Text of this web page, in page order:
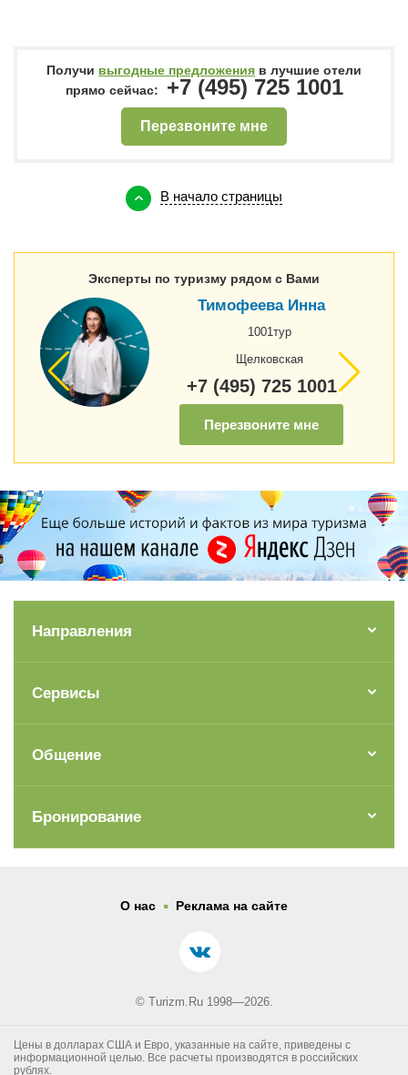
Получи выгодные предложения в лучшие отели
прямо сейчас:
+7 (495) 725 1001
Перезвоните мне
В начало страницы
Эксперты по туризму рядом с Вами
Тимофеева Инна
1001тур
Щелковская
+7 (495) 725 1001
Перезвоните мне
Направления
Сервисы
Общение
Бронирование
О нас . Реклама на сайте
© Turizm.Ru 1998—2026.
Цены в долларах США и Евро, указанные на сайте, приведены с
информационной целью. Все расчеты производятся в российских
рублях.